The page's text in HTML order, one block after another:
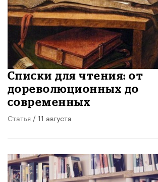
Списки для чтения: от
дореволюционных до
современных
Статья / 11 августа